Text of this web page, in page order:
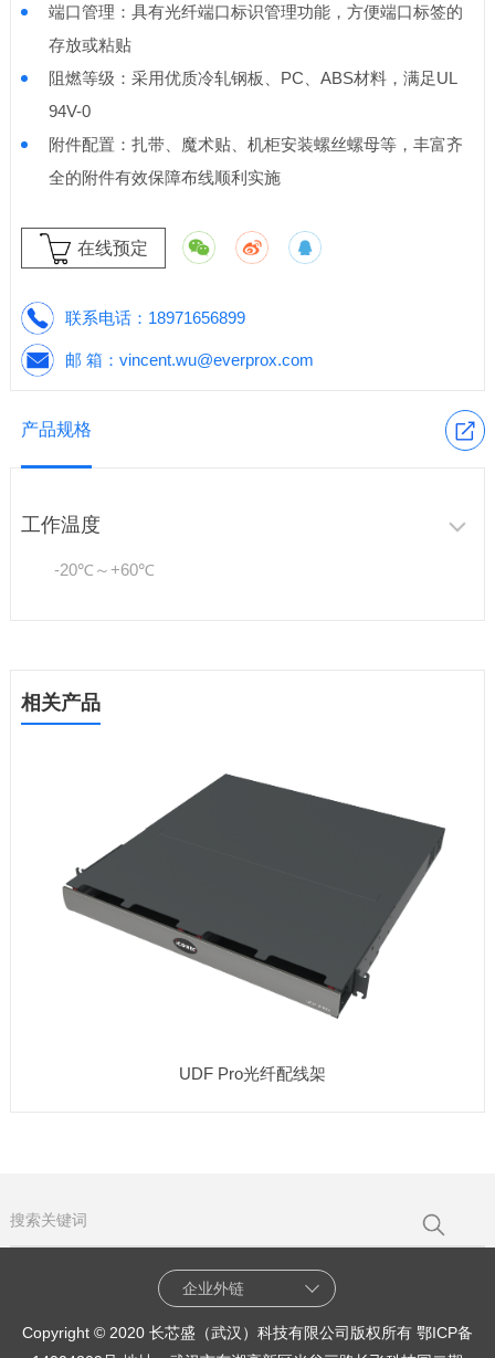
端口管理：具有光纤端口标识管理功能，方便端口标签的
存放或粘贴
阻燃等级：采用优质冷轧钢板、PC、ABS材料，满足UL
94V-0
附件配置：扎带、魔术贴、机柜安装螺丝螺母等，丰富齐
全的附件有效保障布线顺利实施
在线预定
联系电话： 18971656899
邮 箱： vincent.wu@everprox.com
产品规格
工作温度
-20℃～+60℃
相关产品
UDF Pro光纤配线架
企业外链
Copyright © 2020 长芯盛（武汉）科技有限公司版权所有 鄂ICP备